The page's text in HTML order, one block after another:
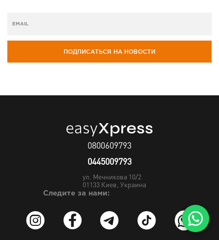
ПОДПИСАТЬСЯ НА НОВОСТИ
0800609793
0445009793
ул. Мечникова 10/2
01133 Киев, Украина
Следите за нами: